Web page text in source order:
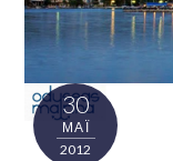
30
ΜΑΪ́
2012